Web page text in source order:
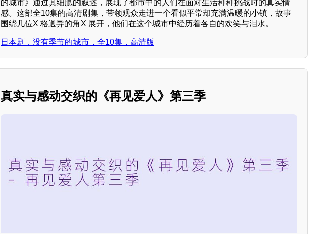
的城市》通过其细腻的叙述，展现了都市中的人们在面对生活种种挑战时的真实情
感。这部全10集的高清剧集，带领观众走进一个看似平常却充满温暖的小镇，故事
围绕几位X 格迥异的角X 展开，他们在这个城市中经历着各自的欢笑与泪水。
日本剧，没有季节的城市，全10集，高清版
真实与感动交织的《再见爱人》第三季